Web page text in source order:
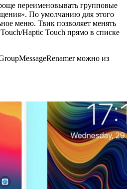
переименовывать групповые
По умолчанию для этого
меню. Твик позволяет менять
Haptic Touch прямо в списке
можно из